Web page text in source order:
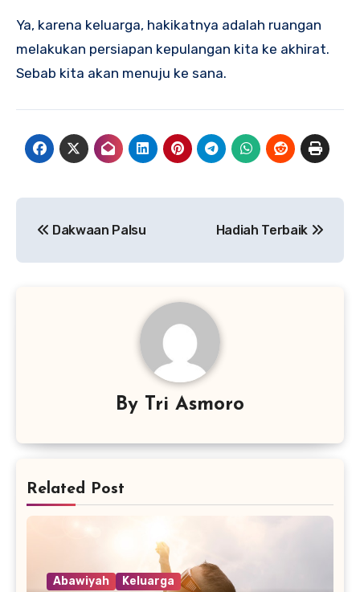
Ya, karena keluarga, hakikatnya adalah ruangan
melakukan persiapan kepulangan kita ke akhirat.
Sebab kita akan menuju ke sana.
Dakwaan Palsu Hadiah Terbaik
By Tri Asmoro
Related Post
Abawiyah Keluarga